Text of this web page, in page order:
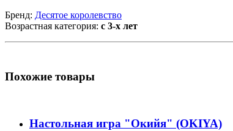
Бренд: Десятое королевство
Возрастная категория: с 3-х лет
Похожие товары
Настольная игра "Окийя" (OKIYA)